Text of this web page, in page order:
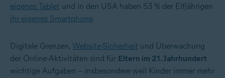
eigenes Tablet und in den USA haben 53 % der Elfjährigen
ihr eigenes Smartphone.
Digitale Grenzen, Website-Sicherheit und Überwachung
der Online-Aktivitäten sind für Eltern im 21. Jahrhundert
wichtige Aufgaben – insbesondere weil Kinder immer mehr